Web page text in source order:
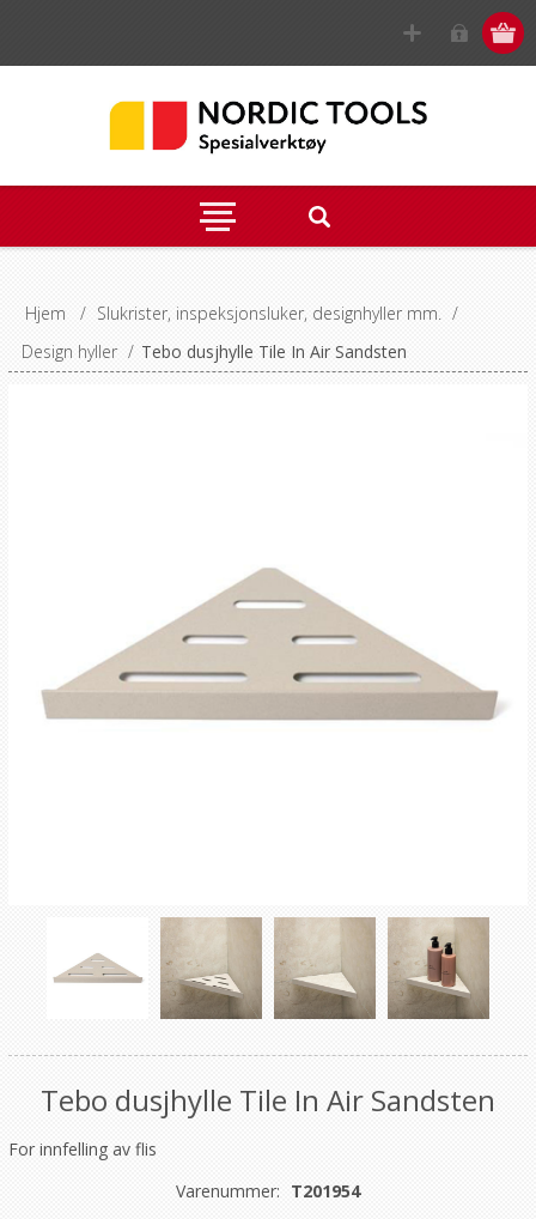
Hjem / Slukrister, inspeksjonsluker, designhyller mm. /
Design hyller / Tebo dusjhylle Tile In Air Sandsten
Tebo dusjhylle Tile In Air Sandsten
For innfelling av flis
Varenummer: T201954